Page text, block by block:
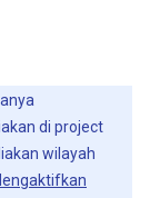
di project
wilayah